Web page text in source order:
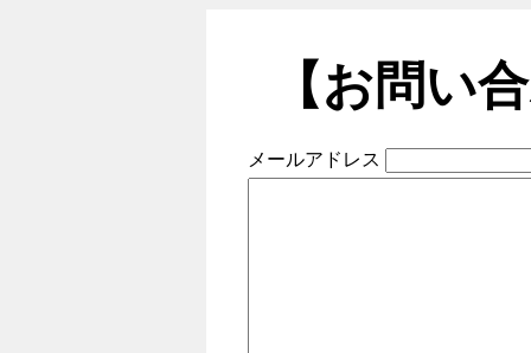
【お問い
メールアドレス